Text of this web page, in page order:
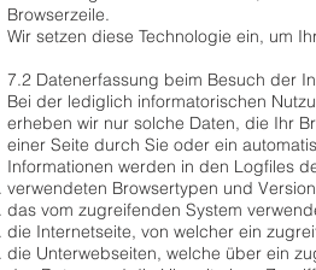
Browserzeile.
Wir setzen diese Technologie ein, um
7.2 Datenerfassung beim Besuch der
Bei der lediglich informatorischen
erheben wir nur solche Daten, die Ihr
einer Seite durch Sie oder ein
Informationen werden in den Logfiles
verwendeten Browsertypen und
das vom zugreifenden System
die Internetseite, von welcher ein
die Unterwebseiten, welche über ein